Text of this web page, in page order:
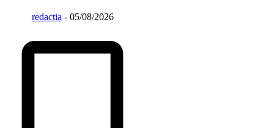
redactia - 05/08/2026